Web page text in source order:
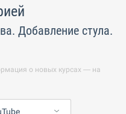
Добавление стула.
о новых курсах — на